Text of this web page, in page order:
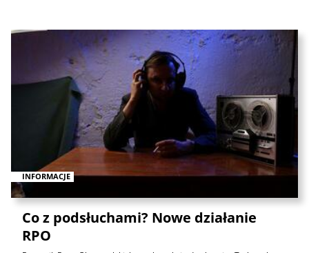
INFORMACJE
Co z podsłuchami? Nowe działanie
RPO